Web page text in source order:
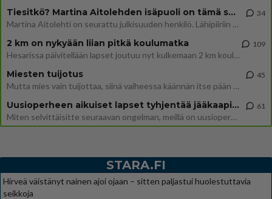
Tiesitkö? Martina Aitolehden isäpuoli on tämä suosittu laulaja
Martina Aitolehti on seurattu julkisuuden henkilö. Lähipiiriin mahtuu muitakin tunnettuja henkilöitä. Tiesitkö, että Ma
34
2 km on nykyään liian pitkä koulumatka
Hesarissa päivitellään lapset joutuu nyt kulkemaan 2 km kouluun jösses. Ruostefillarilla tuo matka menee vaikka miten äk
109
Miesten tuijotus
Mutta mies vain tuijottaa, siinä vaiheessa käännän itse pään pois. Mikä juttu? Yleensä jos joku tuijottaa tai katsoo, hä
45
Uusioperheen aikuiset lapset tyhjentää jääkaapin käydessään
Miten selvittäisitte seuraavan ongelman, meillä on uusioperhe, minulla teini-ikäiset lapset ja puolisolla aikuiset, jotk
61
STARA.FI
Hirveä väistänyt nainen ajoi ojaan – sitten paljastui huolestuttavia
seikkoja